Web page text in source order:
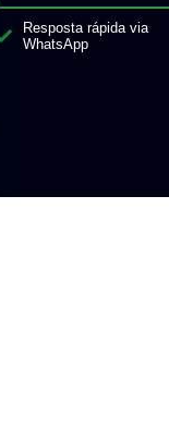
Resposta rápida via
WhatsApp